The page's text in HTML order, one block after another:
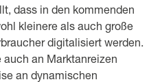
dass in den kommenden
kleinere als auch große
digitalisiert werden.
auch an Marktanreizen
an dynamischen